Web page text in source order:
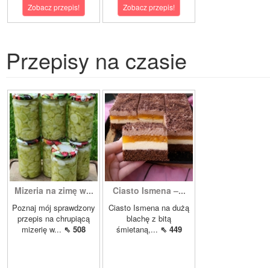
Zobacz przepis! Zobacz przepis!
Przepisy na czasie
Mizeria na zimę w...
Poznaj mój sprawdzony
przepis na chrupiącą
mizerię w... ⇖ 508
Ciasto Ismena –...
Ciasto Ismena na dużą
blachę z bitą
śmietaną,... ⇖ 449